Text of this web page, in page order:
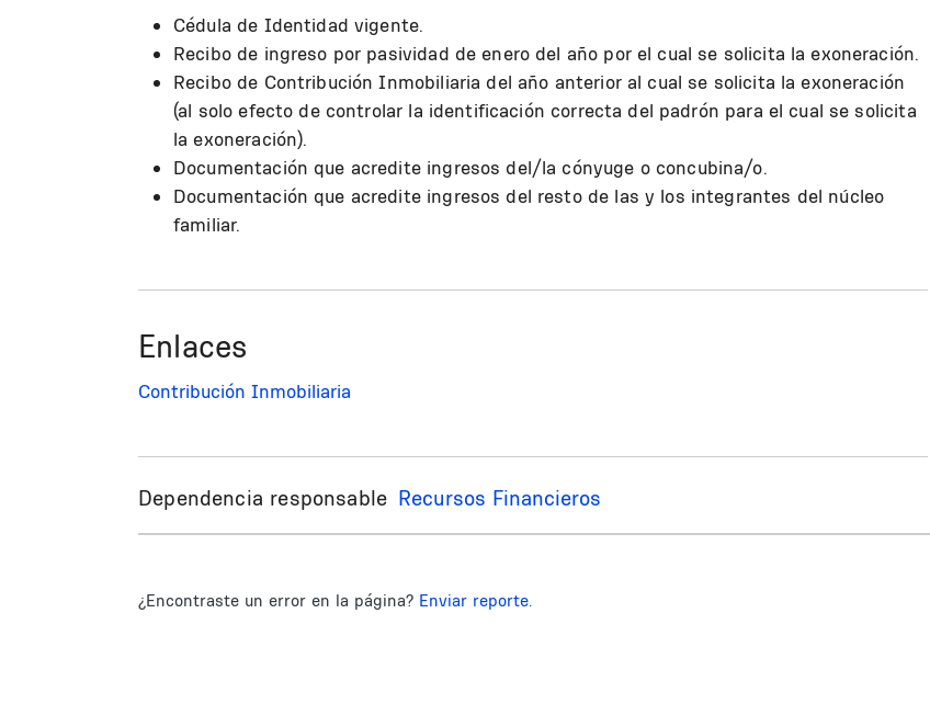
Cédula de Identidad vigente.
Recibo de ingreso por pasividad de enero del año por el cual se solicita la exoneración.
Recibo de Contribución Inmobiliaria del año anterior al cual se solicita la exoneración
(al solo efecto de controlar la identificación correcta del padrón para el cual se solicita
la exoneración).
Documentación que acredite ingresos del/la cónyuge o concubina/o.
Documentación que acredite ingresos del resto de las y los integrantes del núcleo
familiar.
Enlaces
Contribución Inmobiliaria
Dependencia responsable Recursos Financieros
¿Encontraste un error en la página? Enviar reporte.